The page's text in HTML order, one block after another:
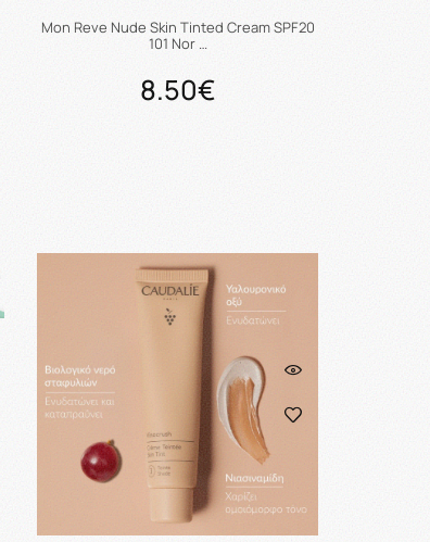
Mon Reve Nude Skin Tinted Cream SPF20
101 Nor …
8.50€
Προσθήκη στο καλάθι